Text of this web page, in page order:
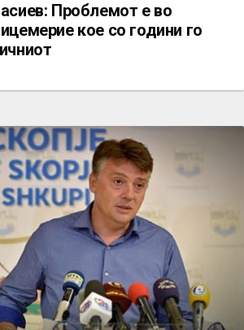
Проблемот е во
кое со години го